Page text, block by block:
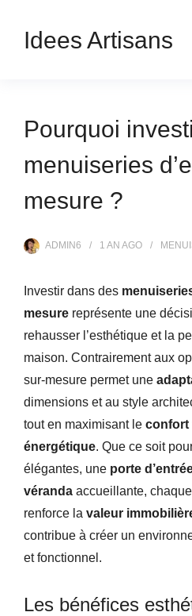
Idees Artisans
Pourquoi
menuiseries
mesure ?
ADMIN6 1 AN AGO
Investir dans des
mesure représente une
rehausser l’esthétique et la
maison. Contrairement aux
sur-mesure permet une
dimensions et au style
tout en maximisant le confort
énergétique. Que ce soit
élégantes, une porte
véranda accueillante,
renforce la valeur
contribue à créer un
et fonctionnel.
Les bénéfices